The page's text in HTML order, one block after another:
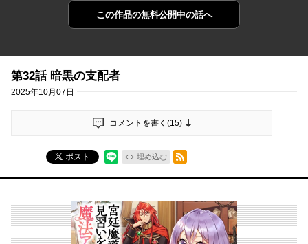
この作品の無料公開中の話へ
第32話 暗黒の支配者
2025年10月07日
コメントを書く(15)
ポスト 埋め込む
RSSフィード